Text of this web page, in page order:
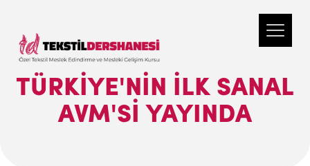
TÜRKIYE'NIN ILK SANAL
AVM'SI YAYINDA